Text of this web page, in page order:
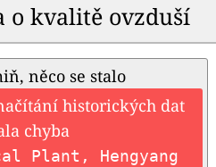
o kvalitě ovzduší
něco se stalo
historických dat
chyba
Plant, Hengyang